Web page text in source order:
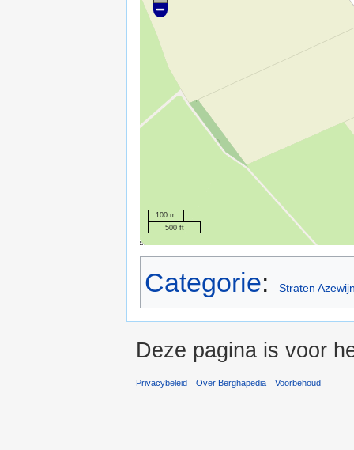
100 m
500 ft
Categorie: Straten
Deze pagina is voor
Privacybeleid Over Berghapedia Voorbehoud